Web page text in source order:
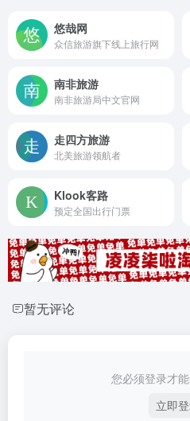
悠哉网
众信旅游旗下线上旅行网
南非旅游
南非旅游局中文官网
走四方旅游
北美旅游领航者
Klook客路
预定全国出行门票
暂无评论
您必须登录才
立即